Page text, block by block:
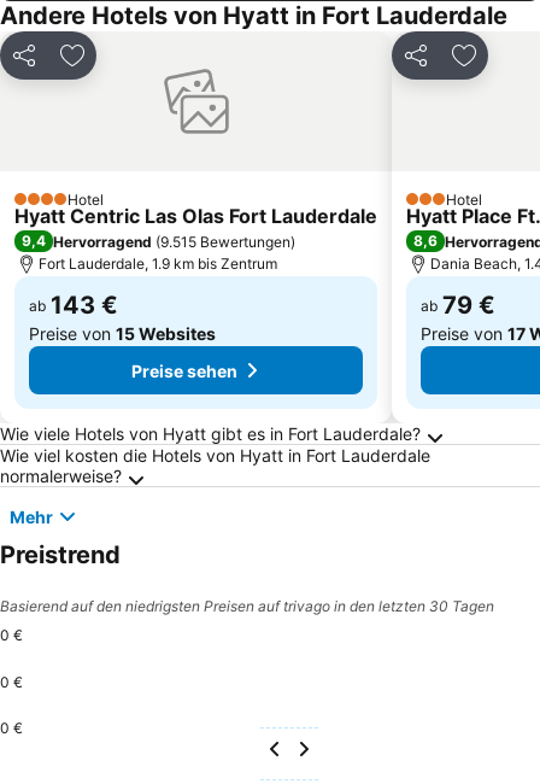
Andere Hotels von Hyatt in Fort Lauderdale
Teilen Zu Favoriten hinzufügen
4 SterneHotel
Hyatt Centric Las Olas Fort Lauderdale
9,4 Hervorragend (9.515 Bewertungen)
Fort Lauderdale, 1.9 km bis Zentrum
ab 143 €
Preise von 15 Websites
Preise sehen
Teilen Zu
3 Sterne
Hotel
Hyatt Place
8,6
Dania Beach,
ab 79 €
Preise von 17
Häufig gestellte Fragen zu Fort Lauderdale
Wie viele Hotels von Hyatt gibt es in Fort Lauderdale?
Wie viel kosten die Hotels von Hyatt in Fort Lauderdale
normalerweise?
Mehr
Preistrend
Basierend auf den niedrigsten Preisen auf trivago in den letzten 30 Tagen
0 €
0 €
0 €